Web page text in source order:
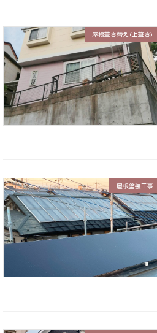
屋根葺き替え(上葺き)
屋根塗装工事